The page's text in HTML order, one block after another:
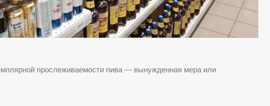
прослеживаемости пива — вынужденная мера или